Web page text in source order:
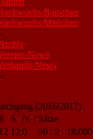
Burschen
Mädchen
News
News
(2016/2017)
S N | Sätze
12 12 0 36 : 2 18.000